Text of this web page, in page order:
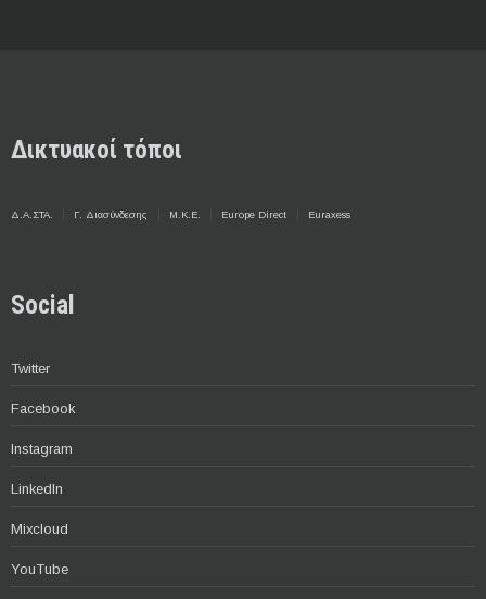
Δικτυακοί τόποι
Δ.Α.ΣΤΑ. Γ. Διασύνδεσης Μ.Κ.Ε. Europe Direct Euraxess
Social
Twitter
Facebook
Instagram
LinkedIn
Mixcloud
YouTube